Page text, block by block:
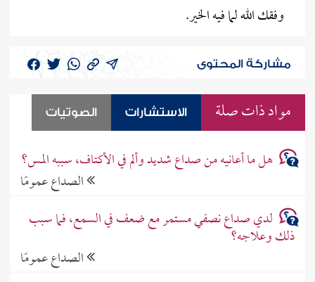
وفقك الله لما فيه الخير.
مشاركة المحتوى
مواد ذات صلة الاستشارات الصوتيات
هل ما أعانيه من صداع شديد وألم في الأكتاف، سببه المس؟
الصداع عمومًا
لدي صداع نصفي مستمر مع ضعف في السمع، فما سبب
ذلك وعلاجه؟
الصداع عمومًا